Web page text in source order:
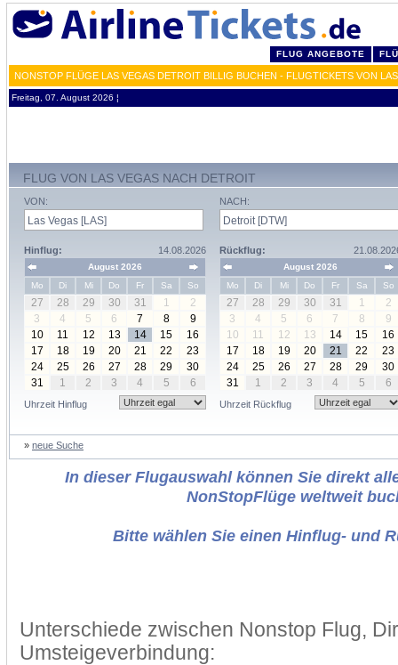
FLUG ANGEBOTE
NONSTOP FLÜGE LAS VEGAS DETROIT BILLIG BUCHEN - FLUGTICKETS VON
Freitag, 07. August 2026 ¦
FLUG VON LAS VEGAS NACH DETROIT
VON:
Hinflug: 14.08.2026
August 2026
Mo
Di Mi Do Fr Sa So
27 28 29 30 31 1
2
3
4 5 6 7 8
9
10
11 12 13 14 15
16
17
18 19 20 21 22
23
24
25 26 27 28 29
30
31
1 2 3 4 5 6
Uhrzeit Hinflug
NACH:
Rückflug:
August 2026
Mo
Di Mi Do Fr Sa So
27 28 29 30 31 1
2
3
4 5 6 7 8
9
10
11 12 13 14 15
16
17
18 19 20 21 22
23
24
25 26 27 28 29
30
31
1 2 3 4 5 6
Uhrzeit Rückflug
» neue Suche
In dieser Flugauswahl können Sie direkt
NonStopFlüge weltweit
Bitte wählen Sie einen Hinflug- und
Unterschiede zwischen Nonstop Flug,
Umsteigeverbindung: